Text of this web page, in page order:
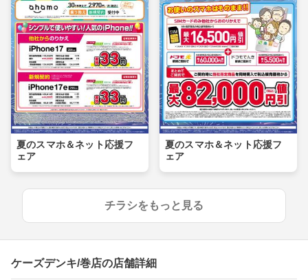
夏のスマホ＆ネット応援フ
ェア
夏のスマホ＆ネット応援フ
ェア
チラシをもっと見る
ケーズデンキ/巻店の店舗詳細